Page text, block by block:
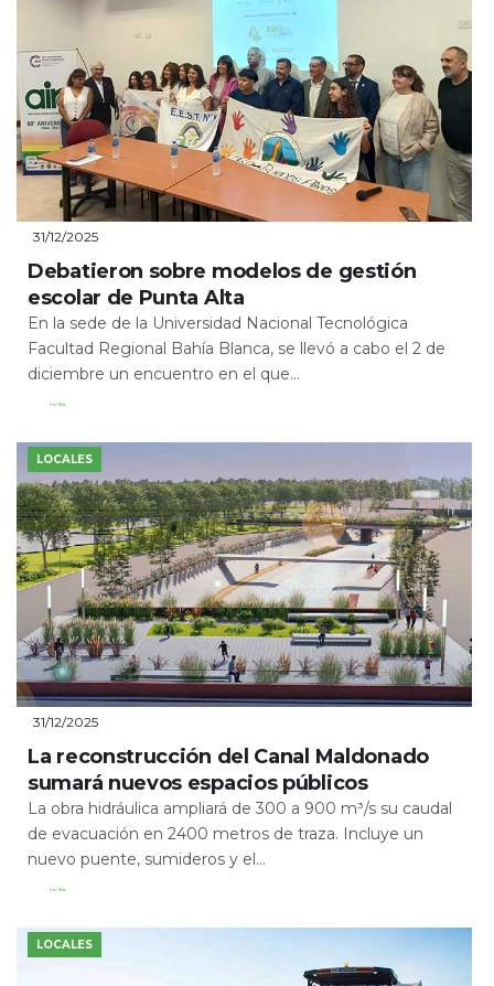
31/12/2025
Debatieron sobre modelos de gestión
escolar de Punta Alta
En la sede de la Universidad Nacional Tecnológica
Facultad Regional Bahía Blanca, se llevó a cabo el 2 de
diciembre un encuentro en el que...
Leer Más
LOCALES
31/12/2025
La reconstrucción del Canal Maldonado
sumará nuevos espacios públicos
La obra hidráulica ampliará de 300 a 900 m³/s su caudal
de evacuación en 2400 metros de traza. Incluye un
nuevo puente, sumideros y el...
Leer Más
LOCALES